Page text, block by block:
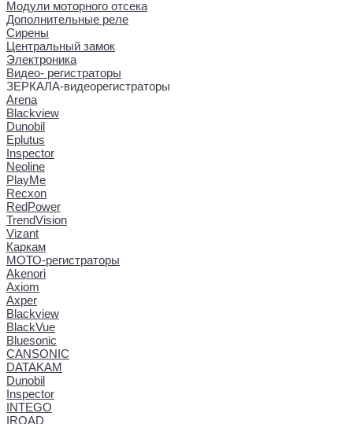
Модули моторного отсека
Дополнительные реле
Сирены
Центральный замок
Электроника
Видео- регистраторы
ЗЕРКАЛА-видеорегистраторы
Arena
Blackview
Dunobil
Eplutus
Inspector
Neoline
PlayMe
Recxon
RedPower
TrendVision
Vizant
Каркам
МОТО-регистраторы
Akenori
Axiom
Axper
Blackview
BlackVue
Bluesonic
CANSONIC
DATAKAM
Dunobil
Inspector
INTEGO
IROAD